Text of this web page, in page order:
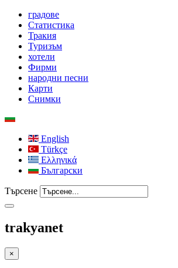
градове
Статистика
Тракия
Туризъм
хотели
Фирми
народни песни
Карти
Снимки
English
Türkçe
Ελληνικά
Български
Търсене
trakyanet
×